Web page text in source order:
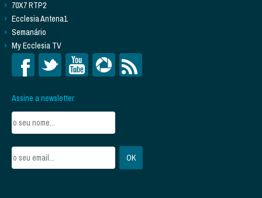
70X7 RTP2
Ecclesia Antena1
Semanário
My Ecclesia TV
Assine a newsletter